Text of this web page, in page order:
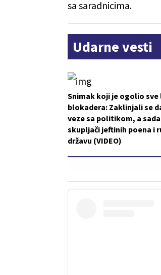
sa saradnicima.
Udarne vesti
Snimak koji je ogolio sve
blokadera: Zaklinjali se
veze sa politikom, a
skupljači jeftinih poena i
državu (VIDEO)